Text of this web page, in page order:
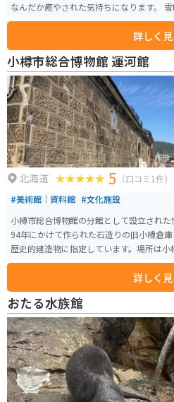
なんだか癒やされた気持ちになります。 雪印メグミルク札幌工場の工場見学
でお参りできます。無料で見学可能で、
事前予約必須のためご注意ください。
詳しく
小樽市総合博物館 運河館
北海道 5 （口コミ1件）
#美術館｜資料館 #文化施設
小樽市総合博物館の分館として設立され
94年にかけて作られた石造りの旧小樽倉
歴史的建造物に指定しています。場所は
中心地に位置しています。展示資料は小
詳しく
おたる水族館